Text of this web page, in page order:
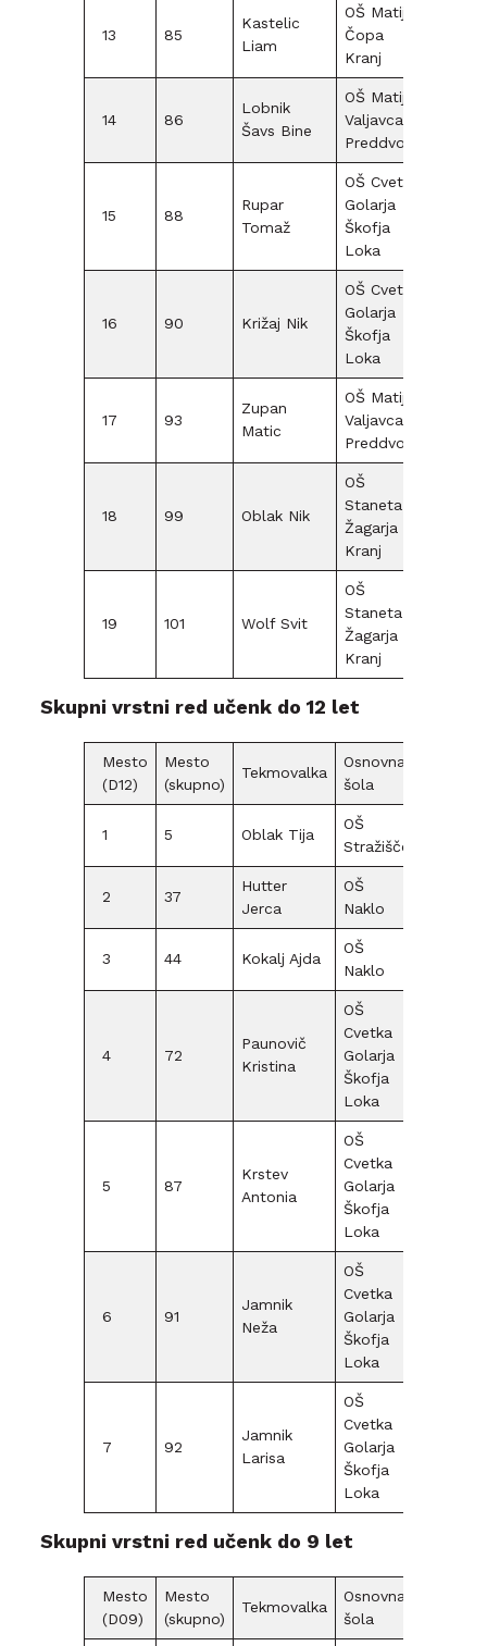
13 85
Kastelic
Liam
OŠ Matije
Čopa
Kranj
14 86
Lobnik
Šavs Bine
OŠ Matije
Valjavca
Preddvor
15 88
Rupar
Tomaž
OŠ Cvetka
Golarja
Škofja
Loka
16 90 Križaj Nik
OŠ Cvetka
Golarja
Škofja
Loka
17 93
Zupan
Matic
OŠ Matije
Valjavca
Preddvor
18 99 Oblak Nik
OŠ
Staneta
Žagarja
Kranj
19 101 Wolf Svit
OŠ
Staneta
Žagarja
Kranj
Skupni vrstni red učenk do 12 let
Mesto
(D12)
Mesto
(skupno)
Tekmovalka
Osnovna
šola
1 5 Oblak Tija
OŠ
Stražišče
2 37
Hutter
Jerca
OŠ
Naklo
3 44 Kokalj Ajda
OŠ
Naklo
4 72
Paunovič
Kristina
OŠ
Cvetka
Golarja
Škofja
Loka
5 87
Krstev
Antonia
OŠ
Cvetka
Golarja
Škofja
Loka
6 91
Jamnik
Neža
OŠ
Cvetka
Golarja
Škofja
Loka
7 92
Jamnik
Larisa
OŠ
Cvetka
Golarja
Škofja
Loka
Skupni vrstni red učenk do 9 let
Mesto
(D09)
Mesto
(skupno)
Tekmovalka
Osnovna
šola